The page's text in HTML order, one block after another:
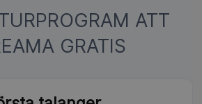
ATT
GRATIS